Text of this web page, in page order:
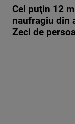
Cel puţin 12
naufragiu din
Zeci de